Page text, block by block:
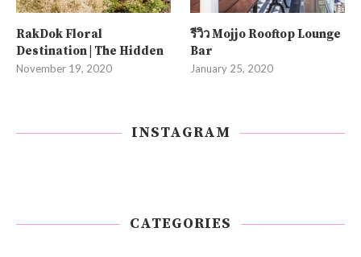
RakDok Floral
Destination | The Hidden
November 19, 2020
รีวิว Mojjo Rooftop Lounge
Bar
January 25, 2020
INSTAGRAM
CATEGORIES